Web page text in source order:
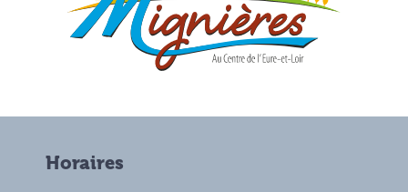
Horaires